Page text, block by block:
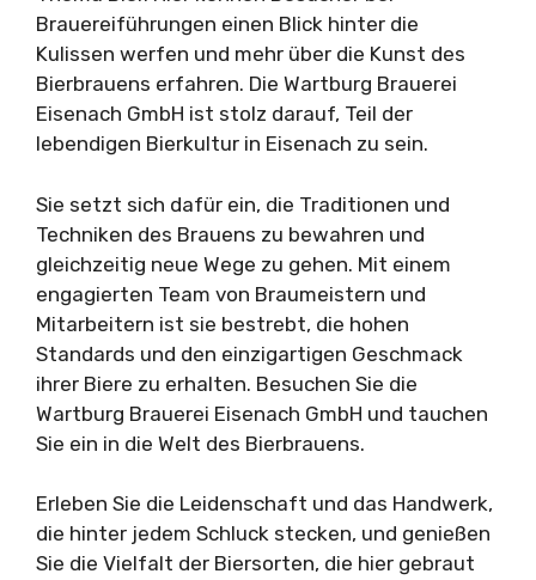
Brauereiführungen einen Blick hinter die
Kulissen werfen und mehr über die Kunst des
Bierbrauens erfahren. Die Wartburg Brauerei
Eisenach GmbH ist stolz darauf, Teil der
lebendigen Bierkultur in Eisenach zu sein.
Sie setzt sich dafür ein, die Traditionen und
Techniken des Brauens zu bewahren und
gleichzeitig neue Wege zu gehen. Mit einem
engagierten Team von Braumeistern und
Mitarbeitern ist sie bestrebt, die hohen
Standards und den einzigartigen Geschmack
ihrer Biere zu erhalten. Besuchen Sie die
Wartburg Brauerei Eisenach GmbH und tauchen
Sie ein in die Welt des Bierbrauens.
Erleben Sie die Leidenschaft und das Handwerk,
die hinter jedem Schluck stecken, und genießen
Sie die Vielfalt der Biersorten, die hier gebraut